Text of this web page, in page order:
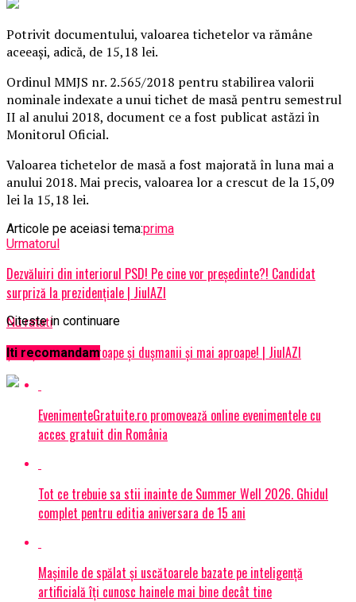
Potrivit documentului, valoarea tichetelor va rămâne
aceeaşi, adică, de 15,18 lei.
Ordinul MMJS nr. 2.565/2018 pentru stabilirea valorii
nominale indexate a unui tichet de masă pentru semestrul
II al anului 2018, document ce a fost publicat astăzi în
Monitorul Oficial.
Valoarea tichetelor de masă a fost majorată în luna mai a
anului 2018. Mai precis, valoarea lor a crescut de la 15,09
lei la 15,18 lei.
Articole pe aceiasi tema:prima
Urmatorul
Dezvăluiri din interiorul PSD! Pe cine vor președinte?! Candidat
surpriză la prezidențiale | JiulAZI
Nu ratati
Ţine-ţi prietenii aproape şi duşmanii şi mai aproape! | JiulAZI
Citeste in continuare
Iti recomandam
EvenimenteGratuite.ro promovează online evenimentele cu
acces gratuit din România
Tot ce trebuie sa stii inainte de Summer Well 2026. Ghidul
complet pentru editia aniversara de 15 ani
Mașinile de spălat și uscătoarele bazate pe inteligență
artificială îți cunosc hainele mai bine decât tine